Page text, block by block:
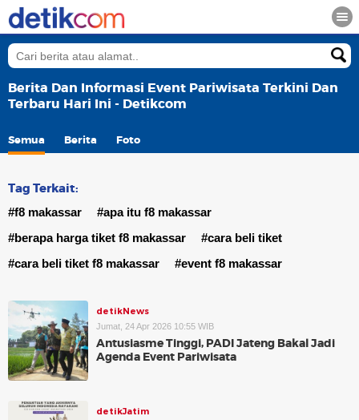
Berita Dan Informasi Event Pariwisata Terkini Dan
Terbaru Hari Ini - Detikcom
Semua Berita Foto
Tag Terkait:
#f8 makassar
#apa itu f8 makassar
#berapa harga tiket f8 makassar
#cara beli tiket
#cara beli tiket f8 makassar
#event f8 makassar
detikNews
Jumat, 24 Apr 2026 10:55 WIB
Antusiasme Tinggi, PADI Jateng Bakal Jadi
Agenda Event Pariwisata
detikJatim